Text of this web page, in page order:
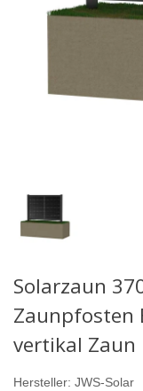
Solarzaun
Zaunpfosten
vertikal Zaun
Hersteller: JWS-Solar